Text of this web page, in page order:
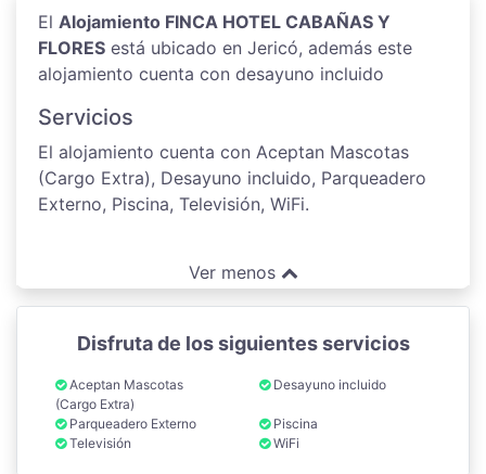
El Alojamiento FINCA HOTEL CABAÑAS Y
FLORES está ubicado en Jericó, además este
alojamiento cuenta con desayuno incluido
Servicios
El alojamiento cuenta con Aceptan Mascotas
(Cargo Extra), Desayuno incluido, Parqueadero
Externo, Piscina, Televisión, WiFi.
Ver menos
Disfruta de los siguientes servicios
Aceptan Mascotas
(Cargo Extra)
Desayuno incluido
Parqueadero Externo
Piscina
Televisión
WiFi